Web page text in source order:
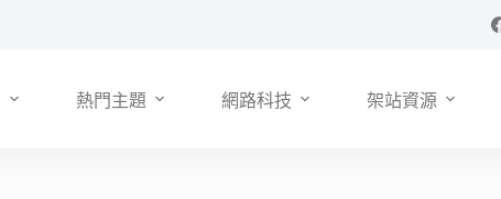
熱門主題 網路科技 架站資源